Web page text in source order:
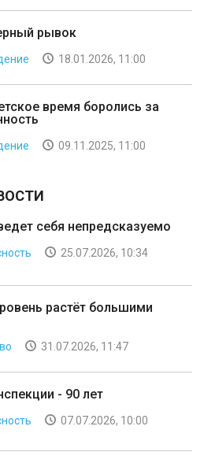
рывок
18.01.2026, 11:00
время боролись за
09.11.2025, 11:00
себя непредсказуемо
25.07.2026, 10:34
растёт большими
31.07.2026, 11:47
- 90 лет
07.07.2026, 10:00